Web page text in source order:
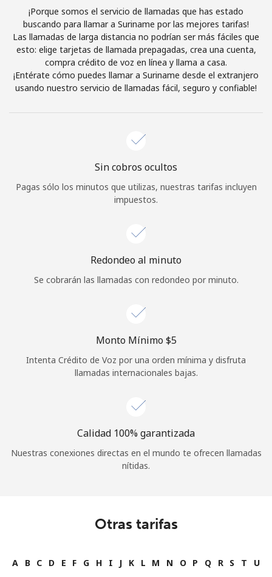
Únete
¡Hola!
Inicia sesión oREGÍSTRATE →
o
Continuar con
¡Porque somos el servicio de llamadas que has estado
buscando para llamar a Suriname por las mejores tarifas!
Las llamadas de larga distancia no podrían ser más fáciles que
esto: elige tarjetas de llamada prepagadas, crea una cuenta,
compra crédito de voz en línea y llama a casa.
¡Entérate cómo puedes llamar a Suriname desde el extranjero
usando nuestro servicio de llamadas fácil, seguro y confiable!
Sin cobros ocultos
Pagas sólo los minutos que utilizas, nuestras tarifas incluyen
impuestos.
Redondeo al minuto
Se cobrarán las llamadas con redondeo por minuto.
Monto Mínimo ⁦$5⁩
Intenta Crédito de Voz por una orden mínima y disfruta
llamadas internacionales bajas.
Calidad 100% garantizada
Nuestras conexiones directas en el mundo te ofrecen llamadas
nítidas.
Otras tarifas
A B C D E F G H I J K L M N O P Q R S T
U